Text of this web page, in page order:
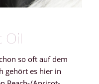
Oil
so oft auf dem
gehört es hier in